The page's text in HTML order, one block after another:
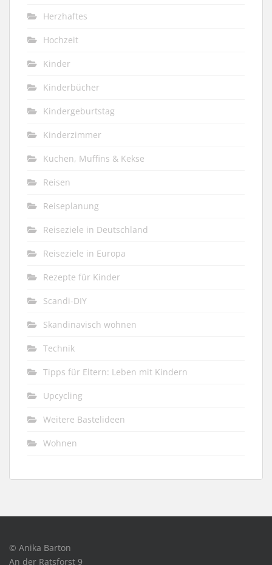
Herzhaftes
Hochzeit
Kinder
Kinderbücher
Kindergeburtstag
Kinderzimmer
Kuchen, Muffins & Kekse
Reisen
Reiseplanung
Reiseziele in Deutschland
Reiseziele in Europa
Rezepte für Kinder
Scandi-DIY
Skandinavisch wohnen
Technik
Tipps für Eltern: Leben mit Kindern
Upcycling
Weitere Bastelideen
Wohnen
© Anika Barton
An der Ratsforst 9